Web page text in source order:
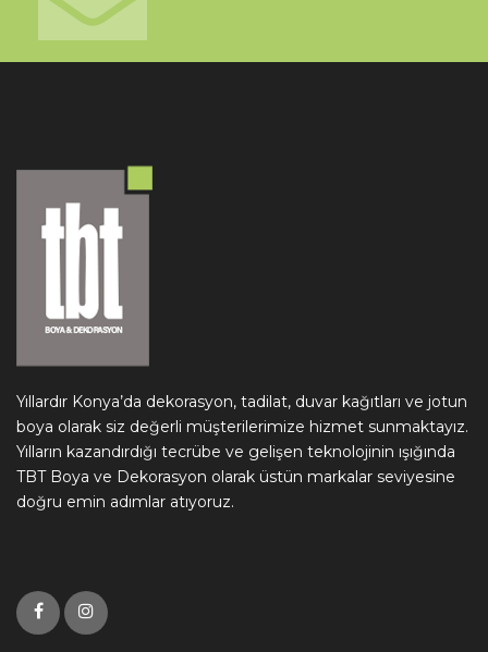
Yıllardır Konya’da dekorasyon, tadilat, duvar kağıtları ve jotun
boya olarak siz değerli müşterilerimize hizmet sunmaktayız.
Yılların kazandırdığı tecrübe ve gelişen teknolojinin ışığında
TBT Boya ve Dekorasyon olarak üstün markalar seviyesine
doğru emin adımlar atıyoruz.